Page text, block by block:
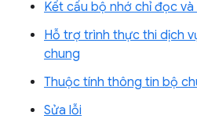
Kết cấu bộ nhớ chỉ đọc
Hỗ trợ trình thực thi dịch
chung
Thuộc tính thông tin bộ
Sửa lỗi